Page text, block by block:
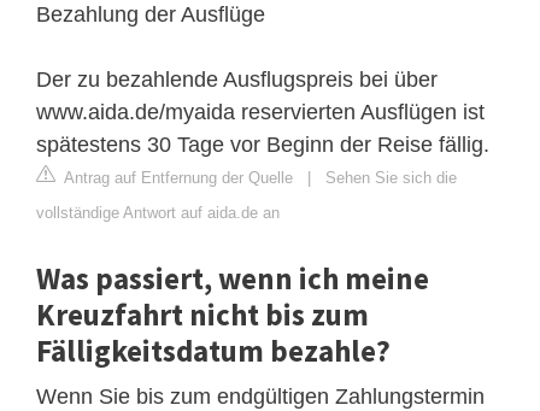
Bezahlung der Ausflüge
Der zu bezahlende Ausflugspreis bei über
www.aida.de/myaida reservierten Ausflügen ist
spätestens 30 Tage vor Beginn der Reise fällig.
Antrag auf Entfernung der Quelle | Sehen Sie sich die
vollständige Antwort auf aida.de an
Was passiert, wenn ich meine
Kreuzfahrt nicht bis zum
Fälligkeitsdatum bezahle?
Wenn Sie bis zum endgültigen Zahlungstermin